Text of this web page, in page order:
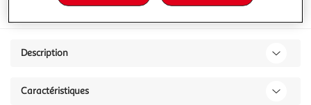
Description
Caractéristiques